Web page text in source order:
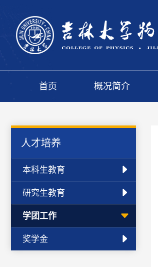
首页 概况简介
人才培养
本科生教育
研究生教育
学团工作
奖学金